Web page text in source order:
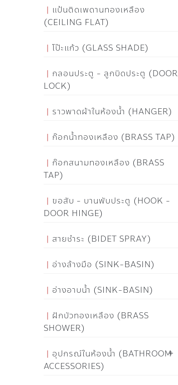
แป้นติดเพดานทองเหลือง
(CEILING FLAT)
โป๊ะแก้ว (GLASS SHADE)
กลอนประตู - ลูกบิดประตู (DOOR
LOCK)
ราวพาดผ้าในห้องน้ำ (HANGER)
ก๊อกน้ำทองเหลือง (BRASS TAP)
ก๊อกสนามทองเหลือง (BRASS
TAP)
ขอสับ - บานพับประตู (HOOK -
DOOR HINGE)
สายชำระ (BIDET SPRAY)
อ่างล้างมือ (SINK-BASIN)
อ่างอาบน้ำ (SINK-BASIN)
ฝักบัวทองเหลือง (BRASS
SHOWER)
อุปกรณ์ในห้องน้ำ (BATHROOM
ACCESSORIES)